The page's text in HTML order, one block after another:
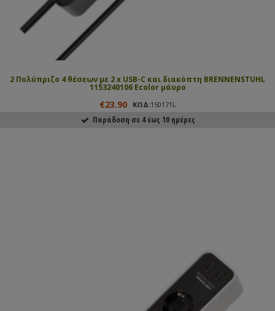
2 Πολύπριζο 4 θέσεων με 2 x USB-C και διακόπτη BRENNENSTUHL
1153240106 Ecolor μάυρο
€23.90 ΚΩΔ:150171L
Παράδοση σε 4 έως 10 ημέρες